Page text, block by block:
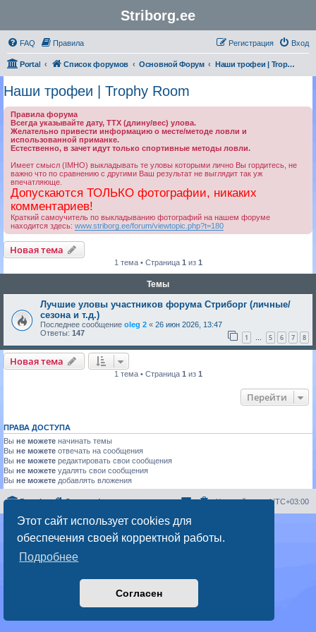
Этот сайт использует cookies для
обеспечения своей корректной работы.
Подробнее
Согласен
Striborg.ee
FAQ Правила Вход
Регистрация
Portal Список форумов Основной Форум Наши трофеи | Trophy Room
Наши трофеи | Trophy Room
Правила форума
Всегда указывайте дату, ТТХ (длину/вес) улова.
Желательно привести информацию о месте/методе ловли и
использованной приманке.
Естественно, в зачет идут только спортивные методы ловли.
Имеет смысл (IMHO) выкладывать те уловы которыми лично Вы гордитесь, не
важно что по сравнению с другими Ваш результат не выглядит так уж
впечатляюще.
Допускаются ТОЛЬКО фотографии, никаких
комментариев!
Краткий самоучитель по выкладыванию фотографий на нашем форуме
находится здесь: www.striborg.ee/forum/viewtopic.php?t=180
Новая тема
1 тема • Страница 1 из 1
Темы
Лучшие уловы участников форума Стриборг (личные/
сезона и т.д.)
Последнее сообщение oleg 2 « 26 июн 2026, 13:47
Ответы: 147 1 … 5 6 7 8
Новая тема
1 тема • Страница 1 из 1
Перейти
ПРАВА ДОСТУПА
Вы не можете начинать темы
Вы не можете отвечать на сообщения
Вы не можете редактировать свои сообщения
Вы не можете удалять свои сообщения
Вы не можете добавлять вложения
Portal Список форумов Часовой пояс:UTC+03:00
Создано на основеphpBB® Forum Software © phpBB Limited
Русская поддержка phpBB